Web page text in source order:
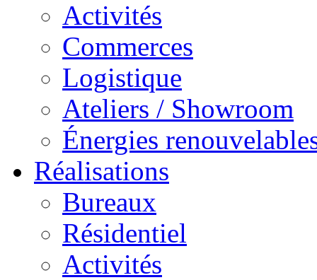
Activités
Commerces
Logistique
Ateliers / Showroom
Énergies
Réalisations
Bureaux
Résidentiel
Activités